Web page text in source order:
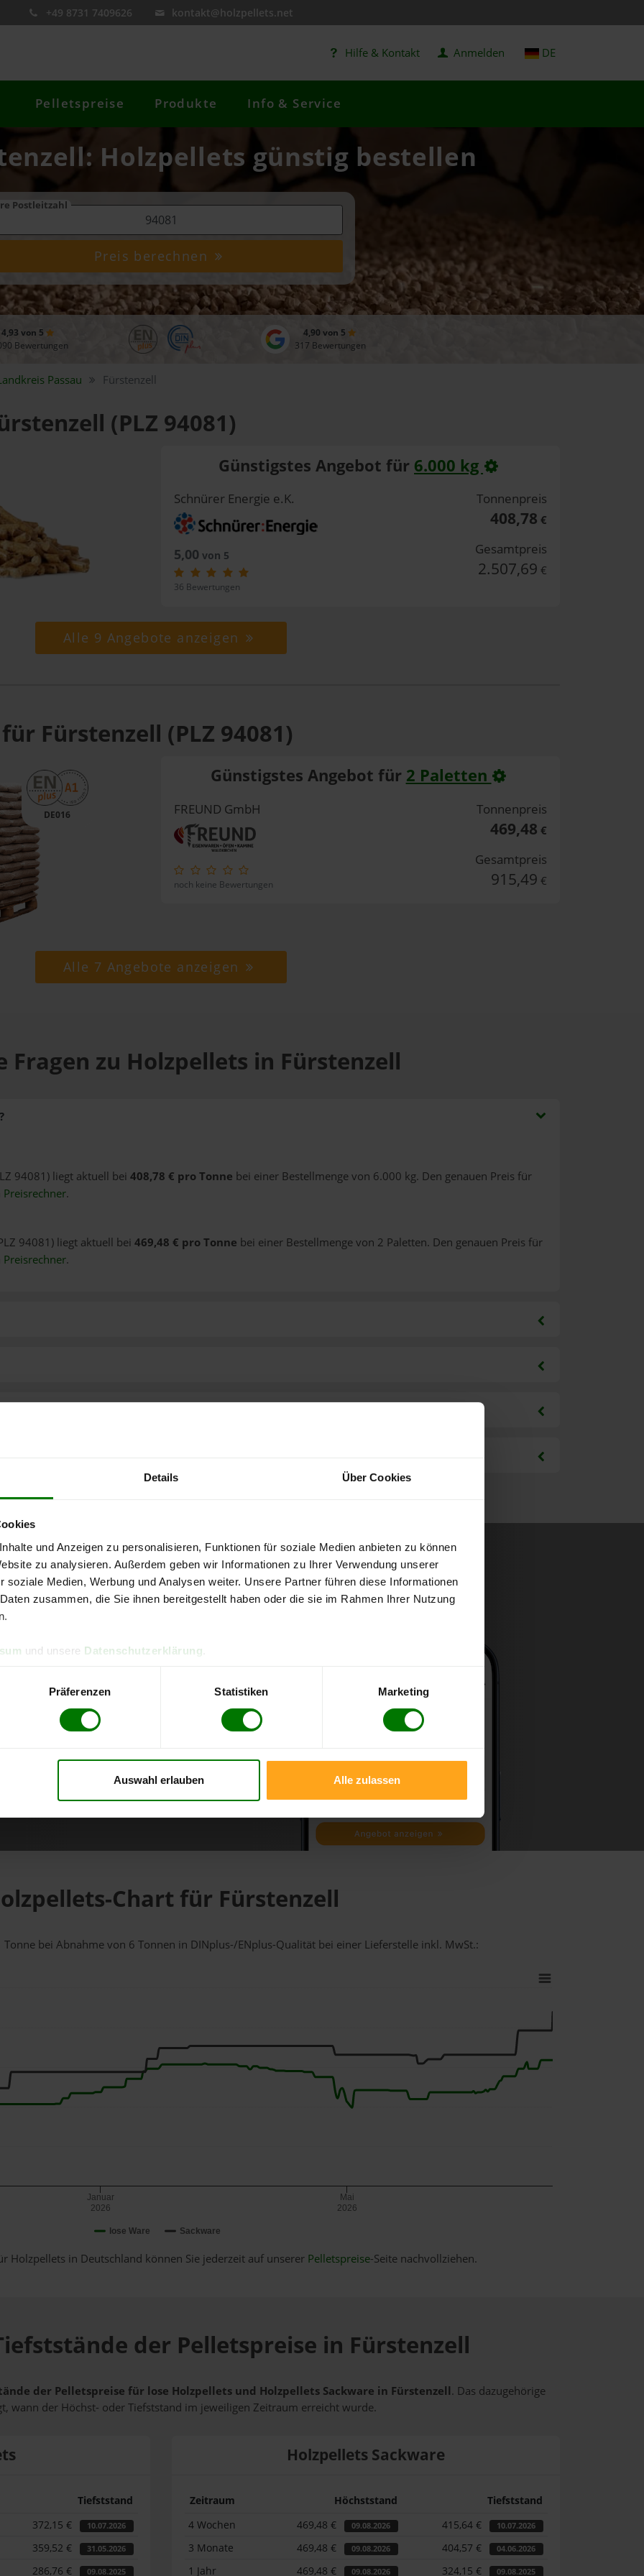
Details Über Cookies
und Anzeigen zu personalisieren, Funktionen für soziale Medien anbieten zu können
zu analysieren. Außerdem geben wir Informationen zu Ihrer Verwendung unserer
soziale Medien, Werbung und Analysen weiter. Unsere Partner führen diese Informationen
zusammen, die Sie ihnen bereitgestellt haben oder die sie im Rahmen Ihrer Nutzung
und unsere Datenschutzerklärung
Präferenzen Statistiken Marketing
Auswahl erlauben Alle zulassen
+49 8731 7409626 kontakt@holzpellets.net
Hilfe & Kontakt Anmelden DE
Pelletspreise Produkte Info & Service
Holzpellets günstig bestellen
Postleitzahl
Preis berechnen
4,93 von 5
Bewertungen
4,90 von 5
317 Bewertungen
Passau Fürstenzell
(PLZ 94081)
Günstigstes Angebot für 6.000 kg
Schnürer Energie e.K.
5,00 von 5
36 Bewertungen
Tonnenpreis
408,78 €
Gesamtpreis
2.507,69 €
Alle 9 Angebote anzeigen
Fürstenzell (PLZ 94081)
DE016
Günstigstes Angebot für 2 Paletten
FREUND GmbH
noch keine Bewertungen
Tonnenpreis
469,48 €
Gesamtpreis
915,49 €
Alle 7 Angebote anzeigen
Fragen zu Holzpellets in Fürstenzell
94081) liegt aktuell bei 408,78 € pro Tonne bei einer Bestellmenge von 6.000 kg. Den genauen Preis für
Preisrechner.
94081) liegt aktuell bei 469,48 € pro Tonne bei einer Bestellmenge von 2 Paletten. Den genauen Preis für
Preisrechner.
kostenlose
direkt online bestellen
aktuellen Stand
Chart für Fürstenzell
bei Abnahmevon 6 Tonnen in DINplus-/ENplus-Qualität bei einer Lieferstelle inkl. MwSt.:
lose Ware Sackware
Januar
2026
Mai
2026
Holzpellets in Deutschland können Sie jederzeit auf unserer Pelletspreise-Seite nachvollziehen.
der Pelletspreise in Fürstenzell
der Pelletspreise für lose Holzpellets und Holzpellets Sackware in Fürstenzell. Das dazugehörige
wann der Höchst- oder Tiefststand im jeweiligen Zeitraum erreicht wurde.
Tiefststand
372,15 € 10.07.2026
359,52 € 31.05.2026
286,76 € 09.08.2025
Holzpellets Sackware
Zeitraum Höchststand
Tiefststand
4 Wochen
469,48 € 09.08.2026 415,64 € 10.07.2026
3 Monate 469,48 € 09.08.2026 404,57 € 04.06.2026
1 Jahr 469,48 € 09.08.2026 324,15 € 09.08.2025